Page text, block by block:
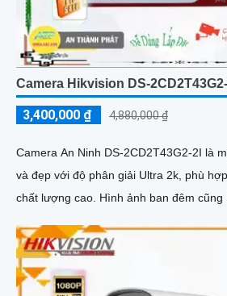
Camera Hikvision DS-2CD2T43G2-
3,400,000 ₫ 4,880,000 ₫
Camera An Ninh DS-2CD2T43G2-2I là
và đẹp với độ phân giải Ultra 2k, phù
chất lượng cao. Hình ảnh ban